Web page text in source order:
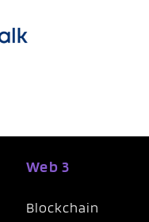
Web 3
Blockchain